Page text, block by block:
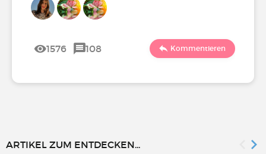
1576 108 Kommentieren
ARTIKEL ZUM ENTDECKEN...